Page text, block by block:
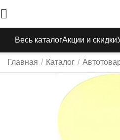
Весь каталогАкции и скидки
Главная / Каталог /